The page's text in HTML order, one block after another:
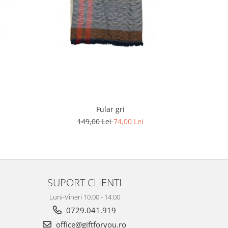
Fular gri
149,00 Lei74,00 Lei
SUPORT CLIENTI
Luni-Vineri 10.00 - 14.00
0729.041.919
office@giftforyou.ro